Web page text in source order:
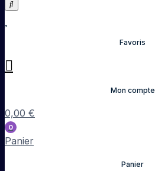
Favoris
Mon compte
0,00 €
0
Panier
Panier